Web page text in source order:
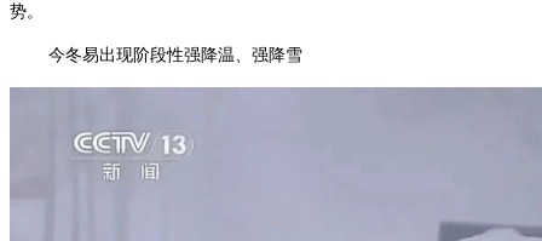
势。
今冬易出现阶段性强降温、强降雪